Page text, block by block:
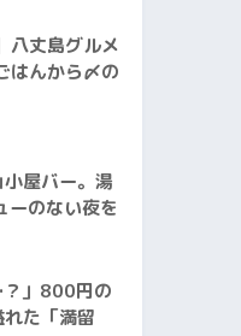
八丈島グルメ
はんから〆の
屋バー。湯
ーのない夜を
？」800円の
た「満留